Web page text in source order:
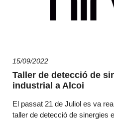
15/09/2022
Taller de detecció de
industrial a Alcoi
El passat 21 de Juliol es va
taller de detecció de sinergies